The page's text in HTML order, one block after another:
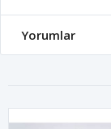
Yorumlar